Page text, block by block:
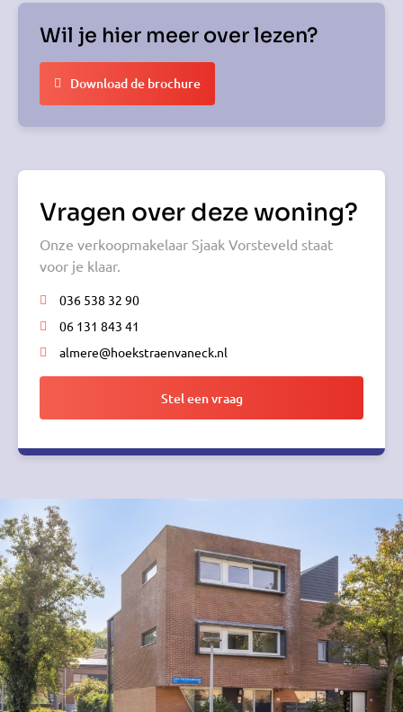
Wil je hier meer over lezen?
Download de brochure
Vragen over deze woning?
Onze verkoopmakelaar Sjaak Vorsteveld staat
voor je klaar.
036 538 32 90
06 131 843 41
almere@hoekstraenvaneck.nl
Stel een vraag